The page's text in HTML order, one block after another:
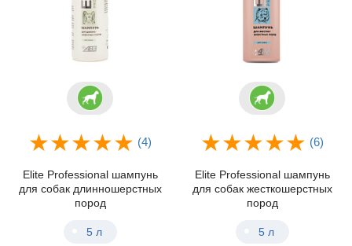
(4)
Elite Professional шампунь
для собак длинношерстных
пород
5 л
(6)
Elite Professional шампунь
для собак жесткошерстных
пород
5 л